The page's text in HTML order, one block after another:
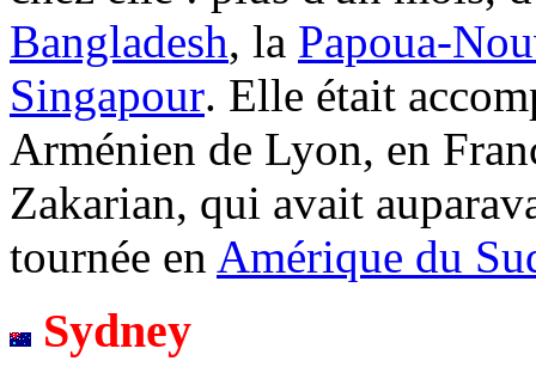
Bangladesh, la Papoua-
Singapour. Elle était
Arménien de Lyon, en
Zakarian, qui avait
tournée en Amérique du
Sydney